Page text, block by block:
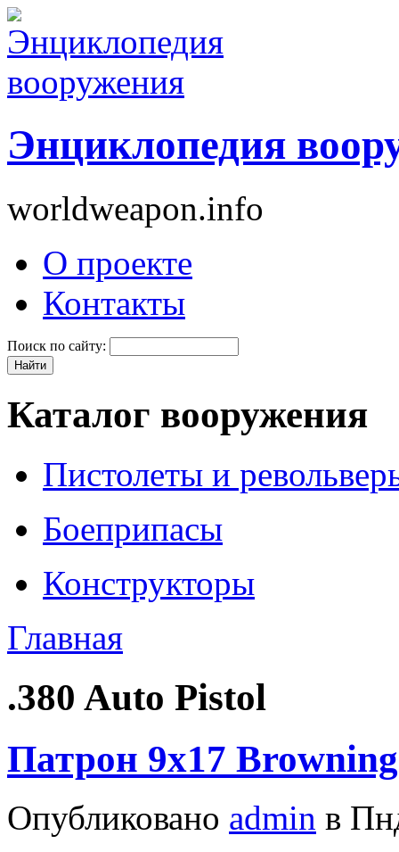
Энциклопедия
worldweapon.info
О проекте
Контакты
Поиск по сайту:
Каталог вооружения
Пистолеты и
Боеприпасы
Конструкторы
Главная
.380 Auto Pistol
Патрон 9x17 Browning
Опубликовано admin в